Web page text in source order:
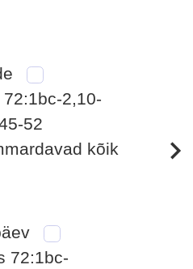
2,10-
52
kõik
72:1bc-